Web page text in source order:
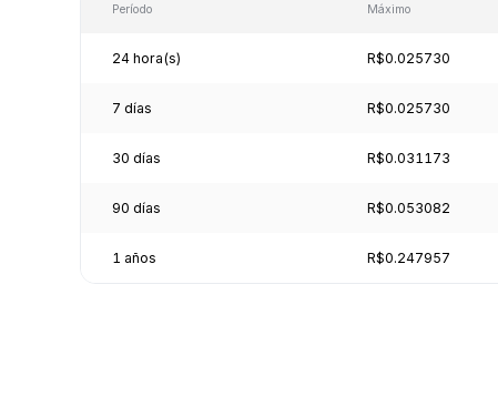
Período Máximo
24 hora(s) R$0.025730
7 días R$0.025730
30 días R$0.031173
90 días R$0.053082
1 años R$0.247957